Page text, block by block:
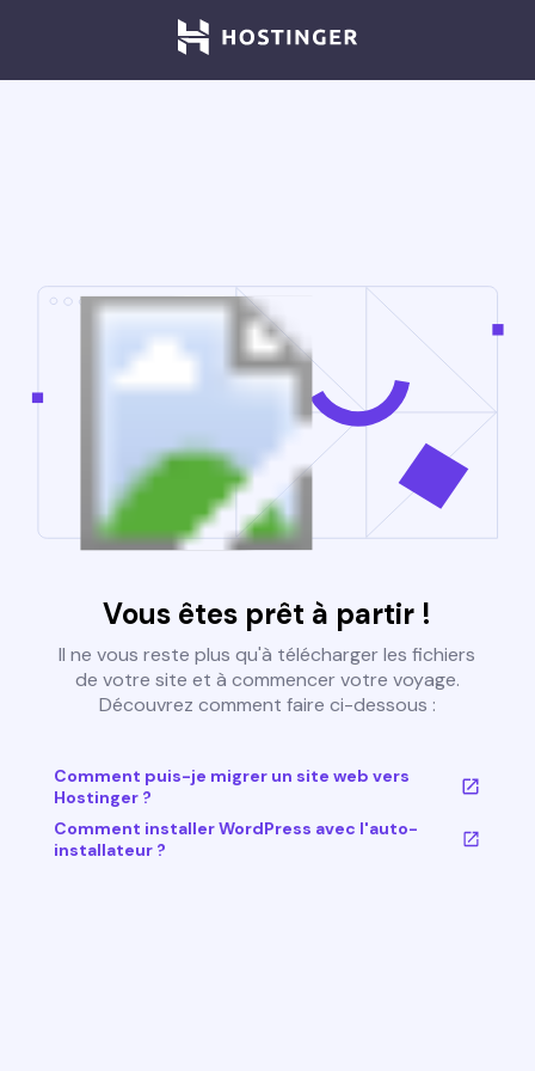
Vous êtes prêt à partir !
Il ne vous reste plus qu'à télécharger les fichiers
de votre site et à commencer votre voyage.
Découvrez comment faire ci-dessous :
Comment puis-je migrer un site web vers
Hostinger ?
Comment installer WordPress avec l'auto-
installateur ?